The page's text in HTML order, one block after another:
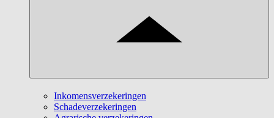
Inkomensverzekeringen
Schadeverzekeringen